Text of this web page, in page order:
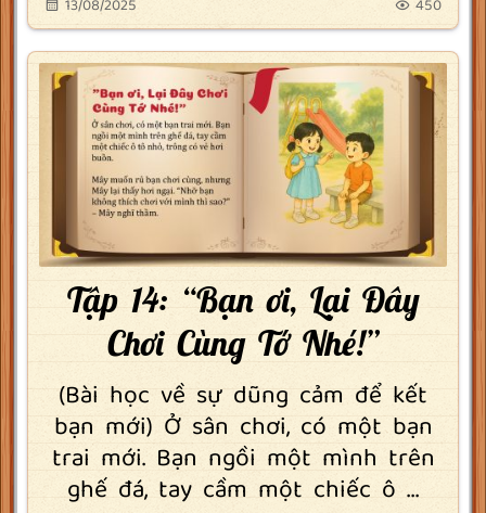
13/08/2025 450
Tập 14: “Bạn ơi, Lại Đây
Chơi Cùng Tớ Nhé!”
(Bài học về sự dũng cảm để kết
bạn mới) Ở sân chơi, có một bạn
trai mới. Bạn ngồi một mình trên
ghế đá, tay cầm một chiếc ô ...